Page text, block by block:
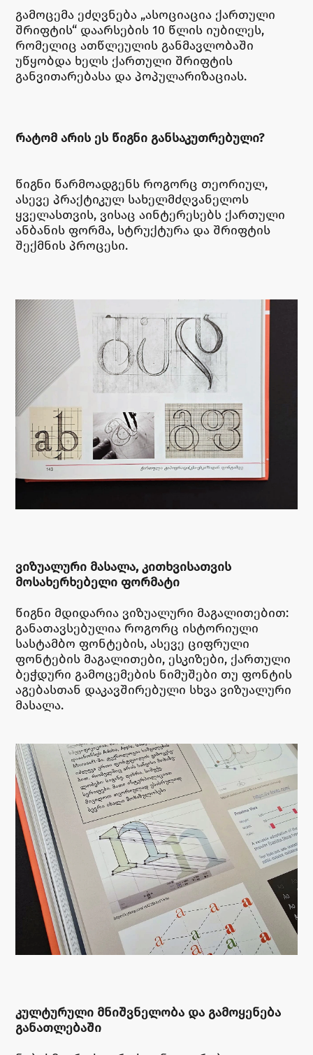
გამოცემა ეძღვნება „ასოციაცია ქართული
შრიფტის“ დაარსების 10 წლის იუბილეს,
რომელიც ათწლეულის განმავლობაში
უწყობდა ხელს ქართული შრიფტის
განვითარებასა და პოპულარიზაციას.
ᲠᲐᲢᲝᲛ ᲐᲠᲘᲡ ᲔᲡ ᲬᲘᲒᲜᲘ ᲒᲐᲜᲡᲐᲙᲣᲗᲠᲔᲑᲣᲚᲘ?
წიგნი წარმოადგენს როგორც თეორიულ,
ასევე პრაქტიკულ სახელმძღვანელოს
ყველასთვის, ვისაც აინტერესებს ქართული
ანბანის ფორმა, სტრუქტურა და შრიფტის
შექმნის პროცესი.
ᲕᲘᲖᲣᲐᲚᲣᲠᲘ ᲛᲐᲡᲐᲚᲐ, ᲙᲘᲗᲮᲕᲘᲡᲐᲗᲕᲘᲡ
ᲛᲝᲡᲐᲮᲔᲠᲮᲔᲑᲔᲚᲘ ᲤᲝᲠᲛᲐᲢᲘ
წიგნი მდიდარია ვიზუალური მაგალითებით:
განათავსებულია როგორც ისტორიული
სასტამბო ფონტების, ასევე ციფრული
ფონტების მაგალითები, ესკიზები, ქართული
ბეჭდური გამოცემების ნიმუშები თუ ფონტის
აგებასთან დაკავშირებული სხვა ვიზუალური
მასალა.
ᲙᲣᲚᲢᲣᲠᲣᲚᲘ ᲛᲜᲘᲨᲕᲜᲔᲚᲝᲑᲐ ᲓᲐ ᲒᲐᲛᲝᲧᲔᲜᲔᲑᲐ
ᲒᲐᲜᲐᲗᲚᲔᲑᲐᲨᲘ